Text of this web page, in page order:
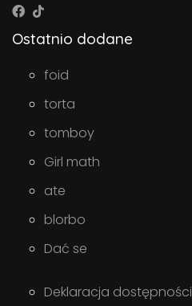
Ostatnio dodane
foid
torta
tomboy
Girl math
ate
blorbo
Dać se
Deklaracja dostępności